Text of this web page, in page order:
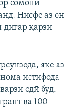
сомонӣ
Нисфе аз он
дигар қарзи
яке аз
истифода
одӣ буд.
ва 100